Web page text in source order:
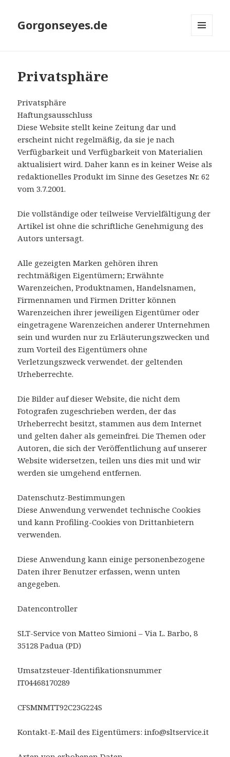
Gorgonseyes.de
Privatsphäre
Privatsphäre
Haftungsausschluss
Diese Website stellt keine Zeitung dar und
erscheint nicht regelmäßig, da sie je nach
Verfügbarkeit und Verfügbarkeit von Materialien
aktualisiert wird. Daher kann es in keiner Weise als
redaktionelles Produkt im Sinne des Gesetzes Nr. 62
vom 3.7.2001.
Die vollständige oder teilweise Vervielfältigung der
Artikel ist ohne die schriftliche Genehmigung des
Autors untersagt.
Alle gezeigten Marken gehören ihren
rechtmäßigen Eigentümern; Erwähnte
Warenzeichen, Produktnamen, Handelsnamen,
Firmennamen und Firmen Dritter können
Warenzeichen ihrer jeweiligen Eigentümer oder
eingetragene Warenzeichen anderer Unternehmen
sein und wurden nur zu Erläuterungszwecken und
zum Vorteil des Eigentümers ohne
Verletzungszweck verwendet. der geltenden
Urheberrechte.
Die Bilder auf dieser Website, die nicht dem
Fotografen zugeschrieben werden, der das
Urheberrecht besitzt, stammen aus dem Internet
und gelten daher als gemeinfrei. Die Themen oder
Autoren, die sich der Veröffentlichung auf unserer
Website widersetzen, teilen uns dies mit und wir
werden sie umgehend entfernen.
Datenschutz-Bestimmungen
Diese Anwendung verwendet technische Cookies
und kann Profiling-Cookies von Drittanbietern
verwenden.
Diese Anwendung kann einige personenbezogene
Daten ihrer Benutzer erfassen, wenn unten
angegeben.
Datencontroller
SLT-Service von Matteo Simioni – Via L. Barbo, 8
35128 Padua (PD)
Umsatzsteuer-Identifikationsnummer
IT04468170289
CFSMNMTT92C23G224S
Kontakt-E-Mail des Eigentümers: info@sltservice.it